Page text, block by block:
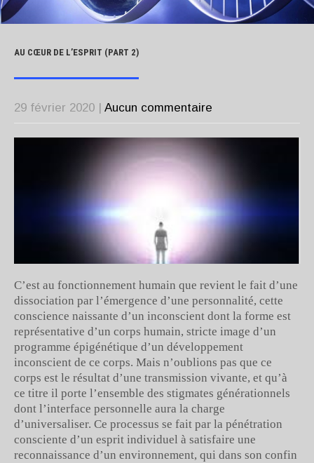
AU CŒUR DE L’ESPRIT (PART 2)
29 février 2020 Aucun commentaire
C’est au fonctionnement humain que revient le fait d’une
dissociation par l’émergence d’une personnalité, cette
conscience naissante d’un inconscient dont la forme est
représentative d’un corps humain, stricte image d’un
programme épigénétique d’un développement
inconscient de ce corps. Mais n’oublions pas que ce
corps est le résultat d’une transmission vivante, et qu’à
ce titre il porte l’ensemble des stigmates générationnels
dont l’interface personnelle aura la charge
d’universaliser. Ce processus se fait par la pénétration
consciente d’un esprit individuel à satisfaire une
reconnaissance d’un environnement, qui dans son confin